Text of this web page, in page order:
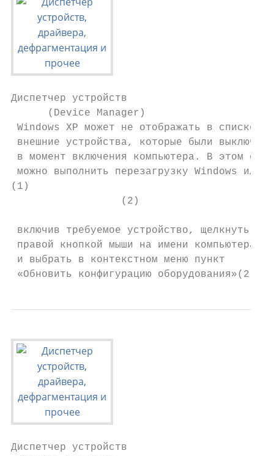
Диспетчер устройств
      (Device Manager)
Windows XP может не отображать в списке
внешние устройства, которые были выключены
в момент включения компьютера. В этом
можно выполнить перезагрузку Windows или,
(1)
                  (2)
включив требуемое устройство, щелкнуть
правой кнопкой мыши на имени компьютера
и выбрать в контекстном меню пункт
«Обновить конфигурацию оборудования»(2).
Диспетчер устройств